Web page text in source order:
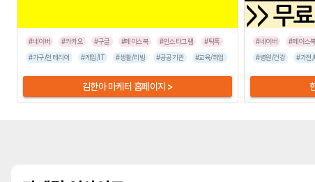
#네이버 #카카오 #구글 #페이스북 #인스타그램
#틱톡
#가구/인테리어
#게임/IT #생활/리빙 #공공기관 #교육/취업 #금융/보험 #이벤트/행사
김한아 마케터 홈페이지 >
#네이버 #페이스북
#병원/건강
#가전/